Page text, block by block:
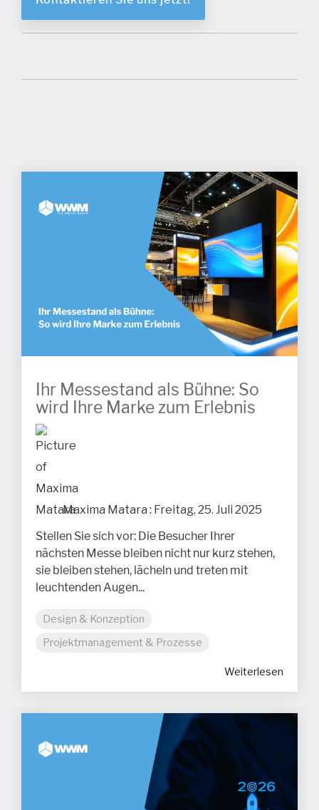
Ihr Messestand als Bühne: So
wird Ihre Marke zum Erlebnis
Maxima Matara : Freitag, 25. Juli 2025
Stellen Sie sich vor: Die Besucher Ihrer
nächsten Messe bleiben nicht nur kurz stehen,
sie bleiben stehen, lächeln und treten mit
leuchtenden Augen...
Design & Konzeption
Projektmanagement & Prozesse
Weiterlesen